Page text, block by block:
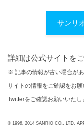
サンリ
詳細は公式サイトを
※ 記事の情報が古い場合が
サイトの情報をご確認をお
Twitterをご確認お願いいたし
© 1996, 2014 SANRIO CO., LTD.